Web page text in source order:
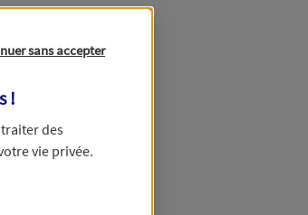
sans accepter
!
des
vie privée.